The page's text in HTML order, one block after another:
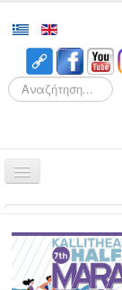
Search
Αγώνες
Διοργάνωση